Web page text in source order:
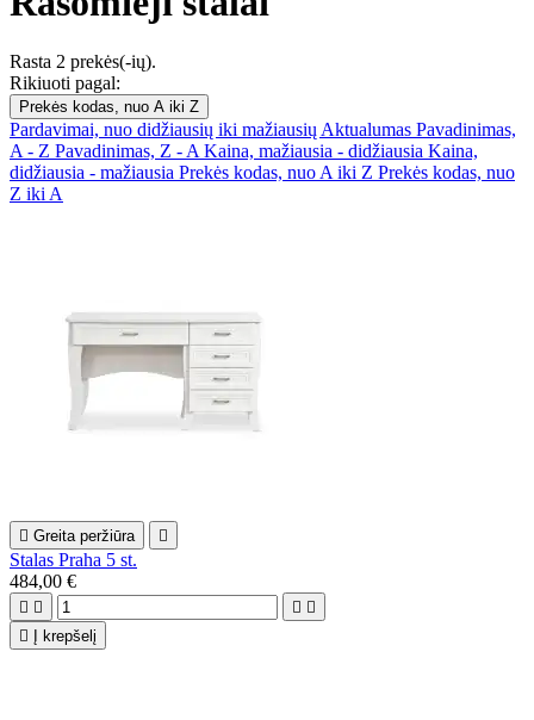
Rasta 2 prekės(-ių).
Rikiuoti pagal:
Prekės kodas, nuo A iki Z
Pardavimai, nuo didžiausių iki mažiausių Aktualumas Pavadinimas,
A - Z Pavadinimas, Z - A Kaina, mažiausia - didžiausia Kaina,
didžiausia - mažiausia Prekės kodas, nuo A iki Z Prekės kodas, nuo
Z iki A
 Greita peržiūra 
Stalas Praha 5 st.
484,00 €
   

Į krepšelį